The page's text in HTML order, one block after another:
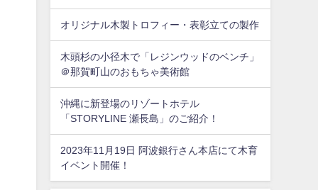
オリジナル木製トロフィー・表彰立ての製作
木頭杉の小径木で「レジンウッドのベンチ」
＠那賀町山のおもちゃ美術館
沖縄に新登場のリゾートホテル
「STORYLINE 瀬長島」のご紹介！
2023年11月19日 阿波銀行さん本店にて木育
イベント開催！